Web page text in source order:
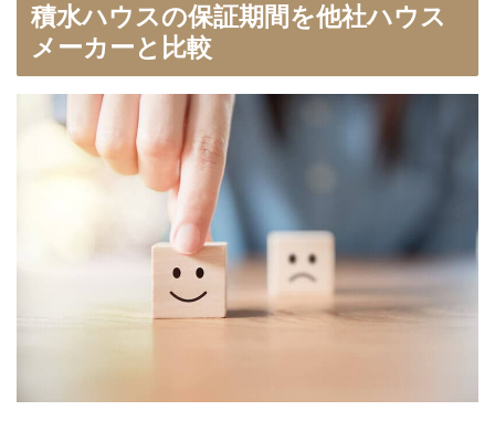
積水ハウスの保証期間を他社ハウス
メーカーと比較